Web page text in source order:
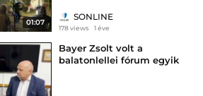
01:07
SONLINE
178 views 1 éve
Bayer Zsolt volt a
balatonlellei fórum egyik